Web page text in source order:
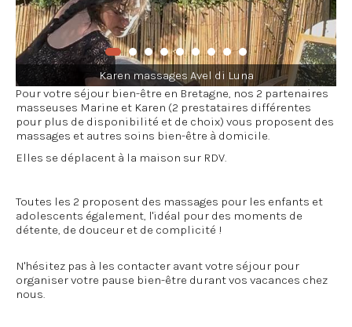
Karen massages Avel di Luna
Pour votre séjour bien-être en Bretagne, nos 2 partenaires
masseuses Marine et Karen (2 prestataires différentes
pour plus de disponibilité et de choix) vous proposent des
massages et autres soins bien-être à domicile.
Elles se déplacent à la maison sur RDV.
Toutes les 2 proposent des massages pour les enfants et
adolescents également, l'idéal pour des moments de
détente, de douceur et de complicité !
N'hésitez pas à les contacter avant votre séjour pour
organiser votre pause bien-être durant vos vacances chez
nous.